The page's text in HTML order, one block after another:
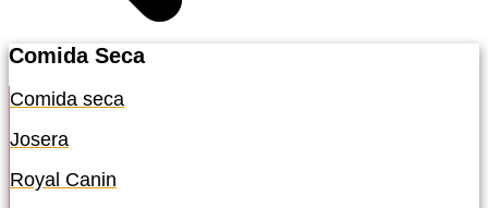
Comida Seca
Comida seca
Josera
Royal Canin